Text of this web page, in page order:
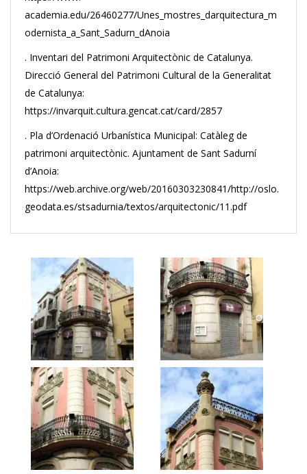
academia.edu/26460277/Unes_mostres_darquitectura_m
odernista_a_Sant_Sadurn_dAnoia
. Inventari del Patrimoni Arquitectònic de Catalunya.
Direcció General del Patrimoni Cultural de la Generalitat
de Catalunya:
https://invarquit.cultura.gencat.cat/card/2857
. Pla d’Ordenació Urbanística Municipal: Catàleg de
patrimoni arquitectònic. Ajuntament de Sant Sadurní
d’Anoia:
https://web.archive.org/web/20160303230841/http://oslo.
geodata.es/stsadurnia/textos/arquitectonic/11.pdf